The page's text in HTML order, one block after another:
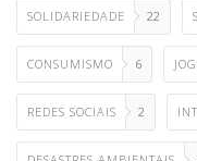
SOLIDARIEDADE 22
CONSUMISMO 6
REDES SOCIAIS 2